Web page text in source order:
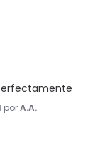
porA.A.